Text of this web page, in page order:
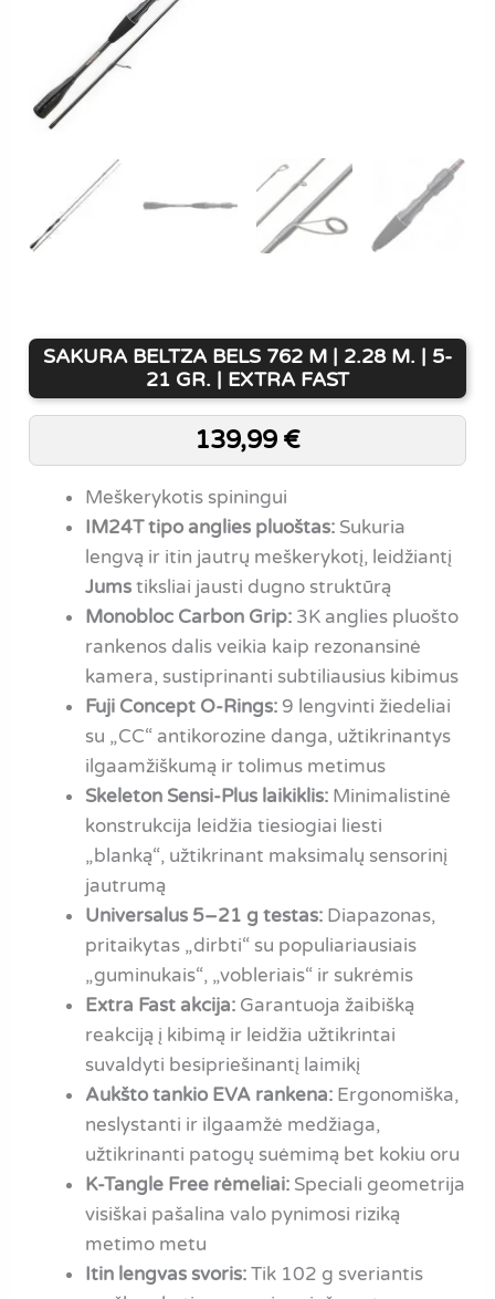
SAKURA BELTZA BELS 762 M | 2.28 M. | 5-
21 GR. | EXTRA FAST
139,99 €
Meškerykotis spiningui
IM24T tipo anglies pluoštas: Sukuria
lengvą ir itin jautrų meškerykotį, leidžiantį
Jumstiksliai jausti dugno struktūrą
Monobloc Carbon Grip: 3K anglies pluošto
rankenos dalis veikia kaip rezonansinė
kamera, sustiprinanti subtiliausius kibimus
Fuji Concept O-Rings: 9 lengvinti žiedeliai
su „CC“ antikorozine danga, užtikrinantys
ilgaamžiškumą ir tolimus metimus
Skeleton Sensi-Plus laikiklis: Minimalistinė
konstrukcija leidžia tiesiogiai liesti
„blanką“, užtikrinant maksimalų sensorinį
jautrumą
Universalus 5–21 g testas: Diapazonas,
pritaikytas „dirbti“ su populiariausiais
„guminukais“, „vobleriais“ ir sukrėmis
Extra Fast akcija: Garantuoja žaibišką
reakciją į kibimą ir leidžia užtikrintai
suvaldyti besipriešinantį laimikį
Aukšto tankio EVA rankena: Ergonomiška,
neslystanti ir ilgaamžė medžiaga,
užtikrinanti patogų suėmimą bet kokiu oru
K-Tangle Free rėmeliai: Speciali geometrija
visiškai pašalina valo pynimosi riziką
metimo metu
Itin lengvas svoris:Tik 102 g sveriantis